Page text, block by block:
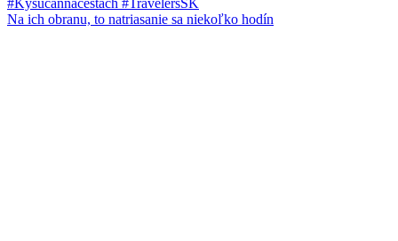
Na ich obranu, to natriasanie sa niekoľko hodín